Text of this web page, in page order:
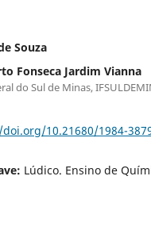
Souza
Fonseca Jardim Vianna
do Sul de Minas,
10.21680/1984-
Lúdico. Ensino de